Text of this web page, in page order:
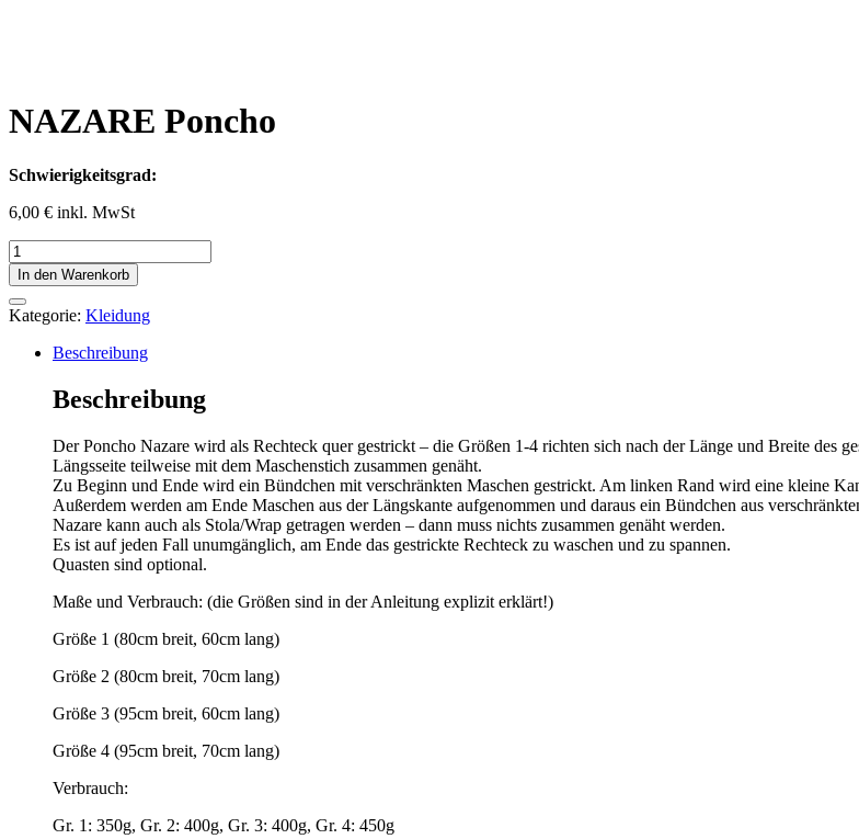
NAZARE Poncho
Schwierigkeitsgrad:
6,00 € inkl. MwSt
NAZARE
Poncho
Menge
In den Warenkorb
Kategorie: Kleidung
Beschreibung
Beschreibung
Der Poncho Nazare wird als Rechteck quer gestrickt – die Größen 1-4 richten sich nach der Länge und Breite des
Längsseite teilweise mit dem Maschenstich zusammen genäht.
Zu Beginn und Ende wird ein Bündchen mit verschränkten Maschen gestrickt. Am linken Rand wird eine kleine
Außerdem werden am Ende Maschen aus der Längskante aufgenommen und daraus ein Bündchen aus
Nazare kann auch als Stola/Wrap getragen werden – dann muss nichts zusammen genäht werden.
Es ist auf jeden Fall unumgänglich, am Ende das gestrickte Rechteck zu waschen und zu spannen.
Quasten sind optional.
Maße und Verbrauch: (die Größen sind in der Anleitung explizit erklärt!)
Größe 1 (80cm breit, 60cm lang)
Größe 2 (80cm breit, 70cm lang)
Größe 3 (95cm breit, 60cm lang)
Größe 4 (95cm breit, 70cm lang)
Verbrauch:
Gr. 1: 350g, Gr. 2: 400g, Gr. 3: 400g, Gr. 4: 450g